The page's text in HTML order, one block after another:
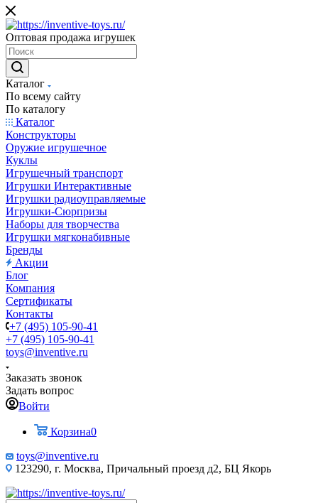
Оптовая продажа игрушек
Каталог
По всему сайту
По каталогу
Каталог
Конструкторы
Оружие игрушечное
Куклы
Игрушечный транспорт
Игрушки Интерактивные
Игрушки радиоуправляемые
Игрушки-Сюрпризы
Наборы для творчества
Игрушки мягконабивные
Бренды
Акции
Блог
Компания
Сертификаты
Контакты
+7 (495) 105-90-41
+7 (495) 105-90-41
toys@inventive.ru
Заказать звонок
Задать вопрос
Войти
Корзина0
toys@inventive.ru
123290, г. Москва, Причальный проезд д2, БЦ Якорь